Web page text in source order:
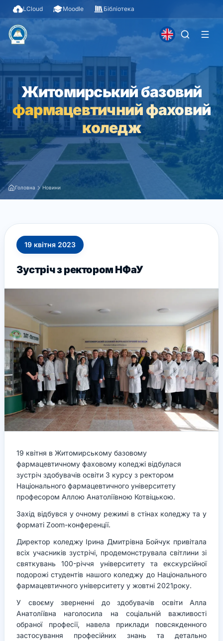
LCloud Moodle Бібліотека
Житомирський базовий
фармацевтичний фаховий
коледж
Головна Новини
19 квітня 2023
Зустріч з ректором НФаУ
19 квітня в Житомирському базовому
фармацевтичному фаховому коледжі відбулася
зустріч здобувачів освіти 3 курсу з ректором
Національного фармацевтичного університету
професором Аллою Анатоліївною Котвіцькою.
Захід відбувся у очному режимі в стінах коледжу та у
форматі Zoom-конференції.
Директор коледжу Ірина Дмитрівна Бойчук привітала
всіх учасників зустрічі, продемонструвала світлини зі
святкувань 100-річчя університету та екскурсійної
подорожі студентів нашого коледжу до Національного
фармацевтичного університету у жовтні 2021року.
У своєму зверненні до здобувачів освіти Алла
Анатоліївна наголосила на соціальній важливості
обраної професії, навела приклади повсякденного
застосування професійних знань та детально